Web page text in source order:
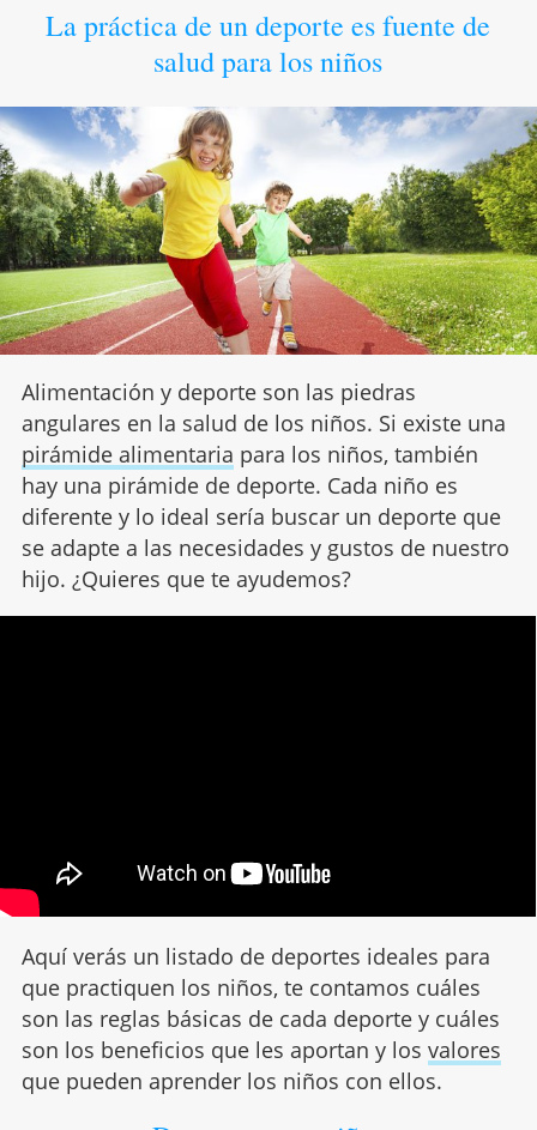
La práctica de un deporte es fuente de
salud para los niños
Alimentación y deporte son las piedras
angulares en la salud de los niños. Si existe una
pirámide alimentaria para los niños, también
hay una pirámide de deporte. Cada niño es
diferente y lo ideal sería buscar un deporte que
se adapte a las necesidades y gustos de nuestro
hijo. ¿Quieres que te ayudemos?
Aquí verás un listado de deportes ideales para
que practiquen los niños, te contamos cuáles
son las reglas básicas de cada deporte y cuáles
son los beneficios que les aportan y los valores
que pueden aprender los niños con ellos.